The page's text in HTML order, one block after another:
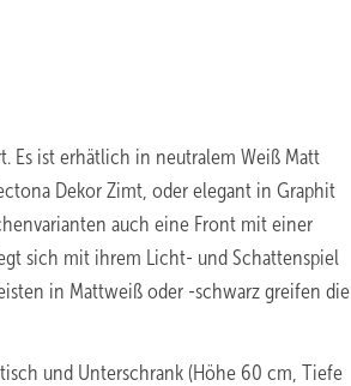
Es ist erhätlich in neutralem Weiß Matt
Dekor Zimt, oder elegant in Graphit
auch eine Front mit einer
sich mit ihrem Licht- und Schattenspiel
in Mattweiß oder -schwarz greifen die
und Unterschrank (Höhe 60 cm, Tiefe